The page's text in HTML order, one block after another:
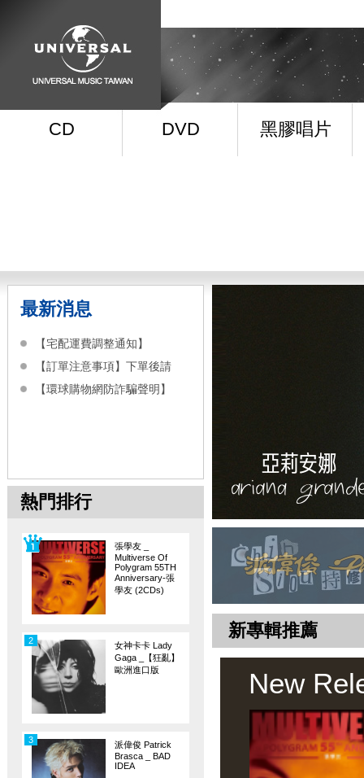
CD DVD 黑膠唱片
最新消息
【宅配運費調整通知】
【訂單注意事項】下單後請
【環球購物網防詐騙聲明】
熱門排行
張學友 _
Multiverse Of
Polygram 55TH
Anniversary-張
學友 (2CDs)
女神卡卡 Lady
Gaga _【狂亂】
歐洲進口版
2
派偉俊 Patrick
Brasca _ BAD
IDEA
3
新專輯推薦
New